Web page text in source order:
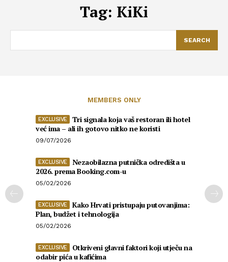
Tag: KiKi
SEARCH
MEMBERS ONLY
Tri signala koja vaš restoran ili hotel
već ima – ali ih gotovo nitko ne koristi
09/07/2026
Nezaobilazna putnička odredišta u
2026. prema Booking.com-u
05/02/2026
Kako Hrvati pristupaju putovanjima:
Plan, budžet i tehnologija
05/02/2026
Otkriveni glavni faktori koji utječu na
odabir pića u kafićima